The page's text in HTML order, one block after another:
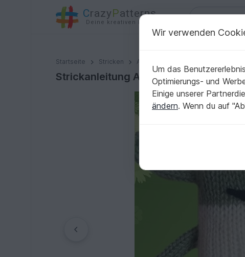
CrazyPatterns
Deine kreativen Ideen
Startseite Stricken Amigurumi
Strickanleitung Amigurumi Figur 16 cm groß
Strickanleitung Amigurumi Figur 16
Wir verwenden
Um das
Optimierungs- und
Einige unserer
ändern. Wenn du auf